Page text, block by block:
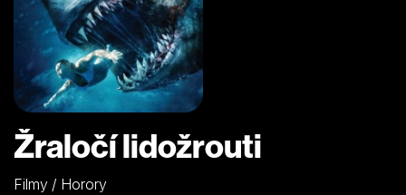
Žraločí lidožrouti
Filmy / Horory